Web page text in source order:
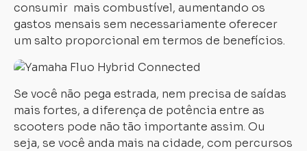
consumir mais combustível, aumentando os
gastos mensais sem necessariamente oferecer
um salto proporcional em termos de benefícios.
Se você não pega estrada, nem precisa de saídas
mais fortes, a diferença de potência entre as
scooters pode não tão importante assim. Ou
seja, se você anda mais na cidade, com percursos